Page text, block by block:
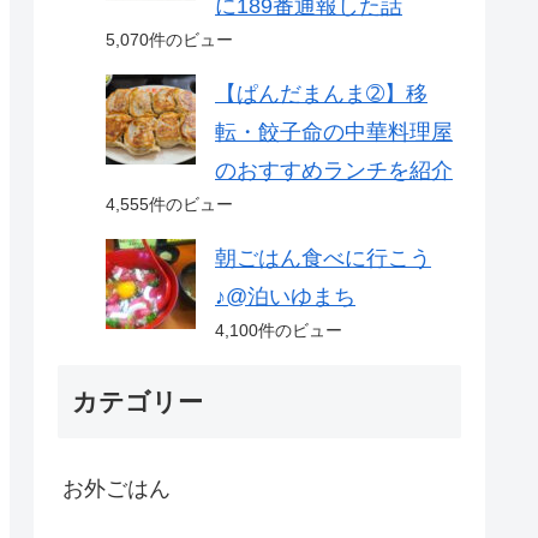
に189番通報した話
5,070件のビュー
【ぱんだまんま➁】移
転・餃子命の中華料理屋
のおすすめランチを紹介
4,555件のビュー
朝ごはん食べに行こう
♪@泊いゆまち
4,100件のビュー
カテゴリー
お外ごはん